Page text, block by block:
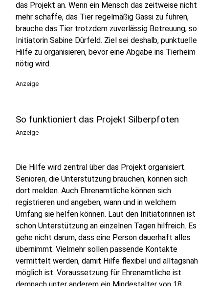
das Projekt an. Wenn ein Mensch das zeitweise nicht
mehr schaffe, das Tier regelmäßig Gassi zu führen,
brauche das Tier trotzdem zuverlässig Betreuung, so
Initiatorin Sabine Dürfeld. Ziel sei deshalb, punktuelle
Hilfe zu organisieren, bevor eine Abgabe ins Tierheim
nötig wird.
Anzeige
So funktioniert das Projekt Silberpfoten
Anzeige
Die Hilfe wird zentral über das Projekt organisiert.
Senioren, die Unterstützung brauchen, können sich
dort melden. Auch Ehrenamtliche können sich
registrieren und angeben, wann und in welchem
Umfang sie helfen können. Laut den Initiatorinnen ist
schon Unterstützung an einzelnen Tagen hilfreich. Es
gehe nicht darum, dass eine Person dauerhaft alles
übernimmt. Vielmehr sollen passende Kontakte
vermittelt werden, damit Hilfe flexibel und alltagsnah
möglich ist. Voraussetzung für Ehrenamtliche ist